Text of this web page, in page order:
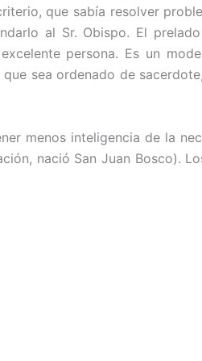
que sabía resolver
al Sr. Obispo. El
persona. Es un
sea ordenado de
menos inteligencia de la
nació San Juan Bosco).